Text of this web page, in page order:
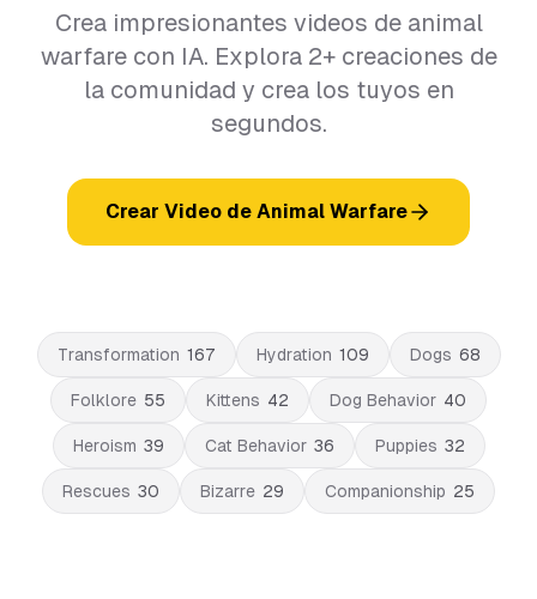
Crea impresionantes videos de animal
warfare con IA. Explora 2+ creaciones de
la comunidad y crea los tuyos en
segundos.
Crear Video de Animal Warfare
Transformation 167 Hydration 109 Dogs 68
Folklore 55 Kittens 42 Dog Behavior 40
Heroism 39 Cat Behavior 36 Puppies 32
Rescues 30 Bizarre 29 Companionship 25